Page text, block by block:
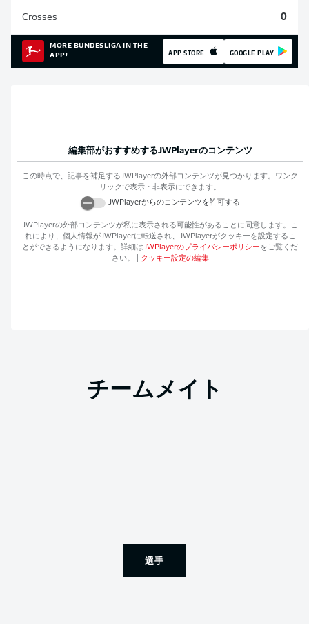
Crosses 0
MORE BUNDESLIGA IN THE
APP!
APP STORE GOOGLE PLAY
編集部がおすすめするJWPlayerのコンテンツ
この時点で、記事を補足するJWPlayerの外部コンテンツが見つかります。ワンク
リックで表示・非表示にできます。
JWPlayerからのコンテンツを許可する
JWPlayerの外部コンテンツが私に表示される可能性があることに同意します。こ
れにより、個人情報がJWPlayerに転送され、 JWPlayerがクッキーを設定するこ
とができるようになります。詳細はJWPlayerのプライバシーポリシーをご覧くだ
さい。
クッキー設定の編集
チームメイト
選手